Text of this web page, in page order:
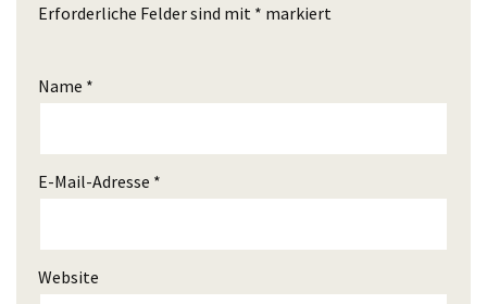
Erforderliche Felder sind mit * markiert
Name *
E-Mail-Adresse *
Website